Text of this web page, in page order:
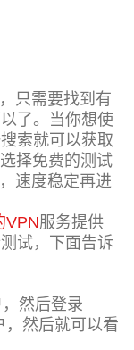
只需要找到有
了。当你想使
索就可以获取
择免费的测试
速度稳定再进
VPN服务提供
试，下面告诉
然后登录
，然后就可以看